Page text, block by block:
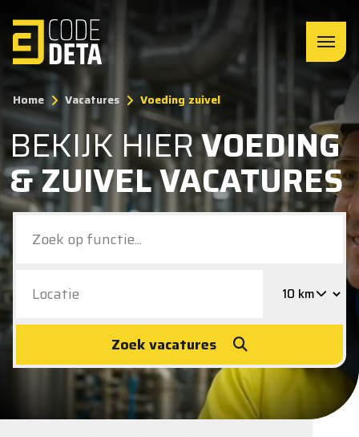
Home Vacatures Voeding zuivel
BEKIJK HIERVOEDING
& ZUIVEL VACATURES
Zoek vacatures